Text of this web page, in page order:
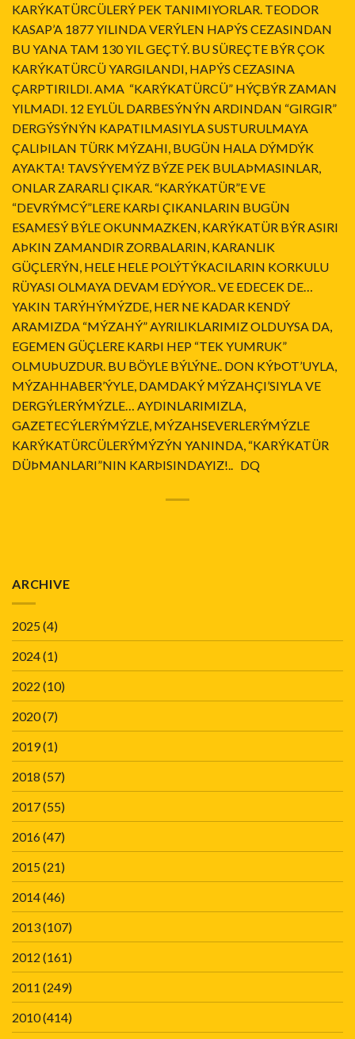
KARÝKATÜRCÜLERÝ PEK TANIMIYORLAR. TEODOR
KASAP’A 1877 YILINDA VERÝLEN HAPÝS CEZASINDAN
BU YANA TAM 130 YIL GEÇTÝ. BU SÜREÇTE BÝR ÇOK
KARÝKATÜRCÜ YARGILANDI, HAPÝS CEZASINA
ÇARPTIRILDI. AMA “KARÝKATÜRCÜ” HÝÇBÝR ZAMAN
YILMADI. 12 EYLÜL DARBESÝNÝN ARDINDAN “GIRGIR”
DERGÝSÝNÝN KAPATILMASIYLA SUSTURULMAYA
ÇALIÞILAN TÜRK MÝZAHI, BUGÜN HALA DÝMDÝK
AYAKTA! TAVSÝYEMÝZ BÝZE PEK BULAÞMASINLAR,
ONLAR ZARARLI ÇIKAR. “KARÝKATÜR”E VE
“DEVRÝMCÝ”LERE KARÞI ÇIKANLARIN BUGÜN
ESAMESÝ BÝLE OKUNMAZKEN, KARÝKATÜR BÝR ASIRI
AÞKIN ZAMANDIR ZORBALARIN, KARANLIK
GÜÇLERÝN, HELE HELE POLÝTÝKACILARIN KORKULU
RÜYASI OLMAYA DEVAM EDÝYOR.. VE EDECEK DE…
YAKIN TARÝHÝMÝZDE, HER NE KADAR KENDÝ
ARAMIZDA “MÝZAHÝ” AYRILIKLARIMIZ OLDUYSA DA,
EGEMEN GÜÇLERE KARÞI HEP “TEK YUMRUK”
OLMUÞUZDUR. BU BÖYLE BÝLÝNE.. DON KÝÞOT’UYLA,
MÝZAHHABER’ÝYLE, DAMDAKÝ MÝZAHÇI’SIYLA VE
DERGÝLERÝMÝZLE… AYDINLARIMIZLA,
GAZETECÝLERÝMÝZLE, MÝZAHSEVERLERÝMÝZLE
KARÝKATÜRCÜLERÝMÝZÝN YANINDA, “KARÝKATÜR
DÜÞMANLARI”NIN KARÞISINDAYIZ!.. DQ
ARCHIVE
2025(4)
2024(1)
2022 (10)
2020(7)
2019(1)
2018 (57)
2017(55)
2016(47)
2015(21)
2014(46)
2013(107)
2012 (161)
2011 (249)
2010(414)